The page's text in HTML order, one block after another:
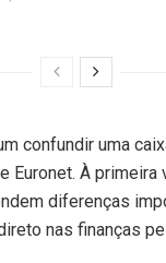
confundir uma
Euronet. À primeira
diferenças
nas finanças